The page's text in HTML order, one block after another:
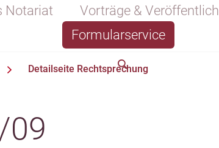
Notariat Vorträge &
Formularservice
Detailseite Rechtsprechung
09